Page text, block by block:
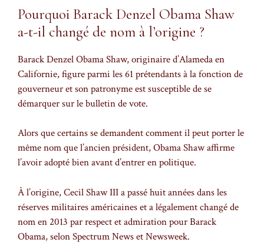
Pourquoi Barack Denzel Obama Shaw
a-t-il changé de nom à l’origine ?
Barack Denzel Obama Shaw, originaire d’Alameda en
Californie, figure parmi les 61 prétendants à la fonction de
gouverneur et son patronyme est susceptible de se
démarquer sur le bulletin de vote.
Alors que certains se demandent comment il peut porter le
même nom que l’ancien président, Obama Shaw affirme
l’avoir adopté bien avant d’entrer en politique.
À l’origine, Cecil Shaw III a passé huit années dans les
réserves militaires américaines et a légalement changé de
nom en 2013 par respect et admiration pour Barack
Obama, selon Spectrum News et Newsweek.